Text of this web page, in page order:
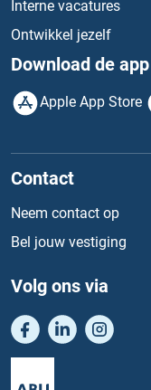
Interne vacatures
Ontwikkel jezelf
Download de app
Apple App Store
Contact
Neem contact op
Bel jouw vestiging
Volg ons via